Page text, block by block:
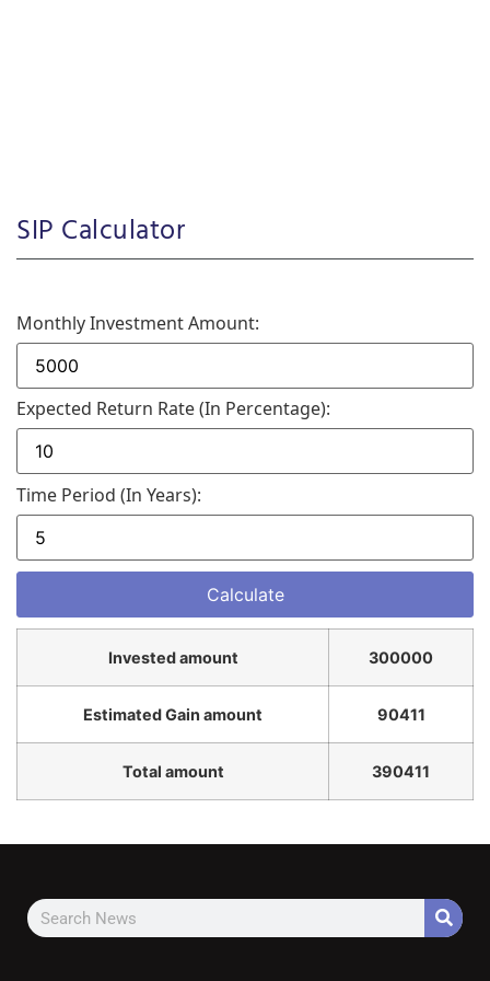
SIP Calculator
Monthly Investment Amount:
Expected Return Rate (in Percentage):
Time Period (in Years):
Invested amount 300000
Estimated Gain amount 90411
Total amount 390411